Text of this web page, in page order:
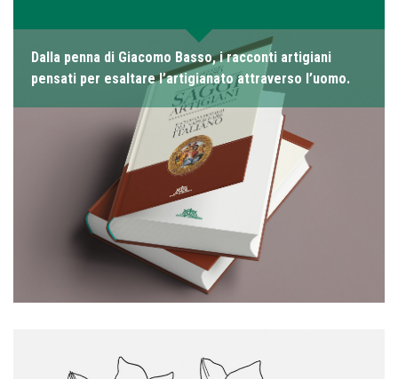
Dalla penna di Giacomo Basso, i racconti artigiani
pensati per esaltare l’artigianato attraverso l’uomo.